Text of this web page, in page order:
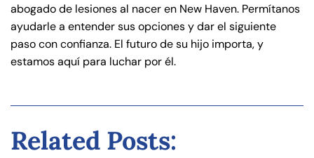
abogado de lesiones al nacer en New Haven. Permítanos
ayudarle a entender sus opciones y dar el siguiente
paso con confianza. El futuro de su hijo importa, y
estamos aquí para luchar por él.
Related Posts: